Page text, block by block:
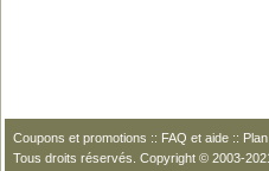
Coupons et promotions :: FAQ et aide ::
Tous droits réservés. Copyright © 2003-